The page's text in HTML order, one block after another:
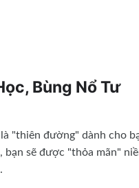
Bùng Nổ Tư
"thiên đường" dành cho
sẽ được "thỏa mãn"